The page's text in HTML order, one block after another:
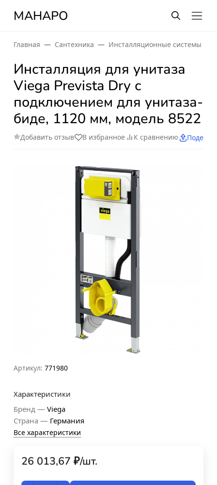
МАНАРО
Главная Сантехника Инсталляционные системы
Инсталляция для унитаза
Viega Prevista Dry с
подключением для унитаза-
биде, 1120 мм, модель 8522
Добавить отзыв В избранное К сравнению
Артикул: 771980
Характеристики
Бренд — Viega
Страна — Германия
Все характеристики
26 013,67 ₽/шт.